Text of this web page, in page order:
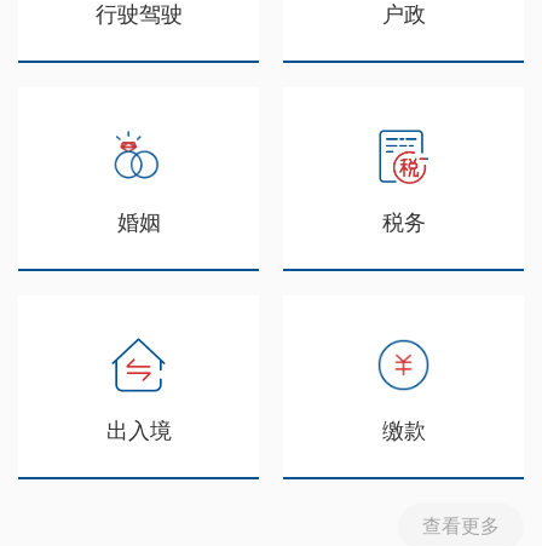
行驶驾驶 户政
婚姻 税务
出入境 缴款
查看更多